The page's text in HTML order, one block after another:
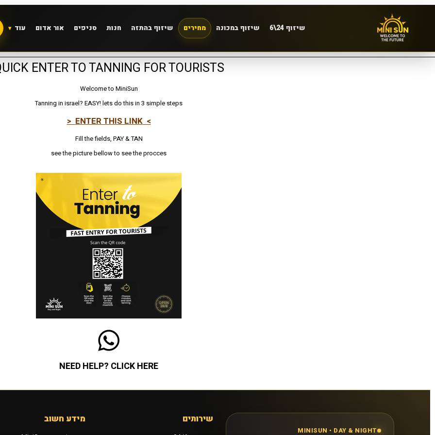
שיזוף 24\6 שיזוף במכונה מחירים שיזוף בהתזה חנות סניפים אור אדום עוד
ENTER TO TANNING FOR TOURISTS
Welcome to MiniSun
Tanning in israel? EASY! lets do this in 3 simple steps
> ENTER THIS LINK <
Fill the fields, PAY & TAN
see the picture bellow to see the procces
NEED HELP? CLICK HERE
MINISUN • DAY & NIGHT
שירותים מידע חשוב